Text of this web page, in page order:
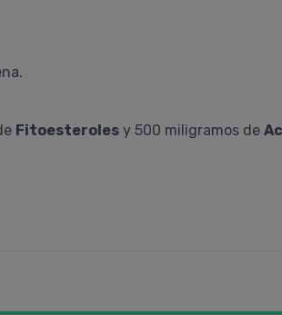
Fitoesteroles y 500 miligramos de